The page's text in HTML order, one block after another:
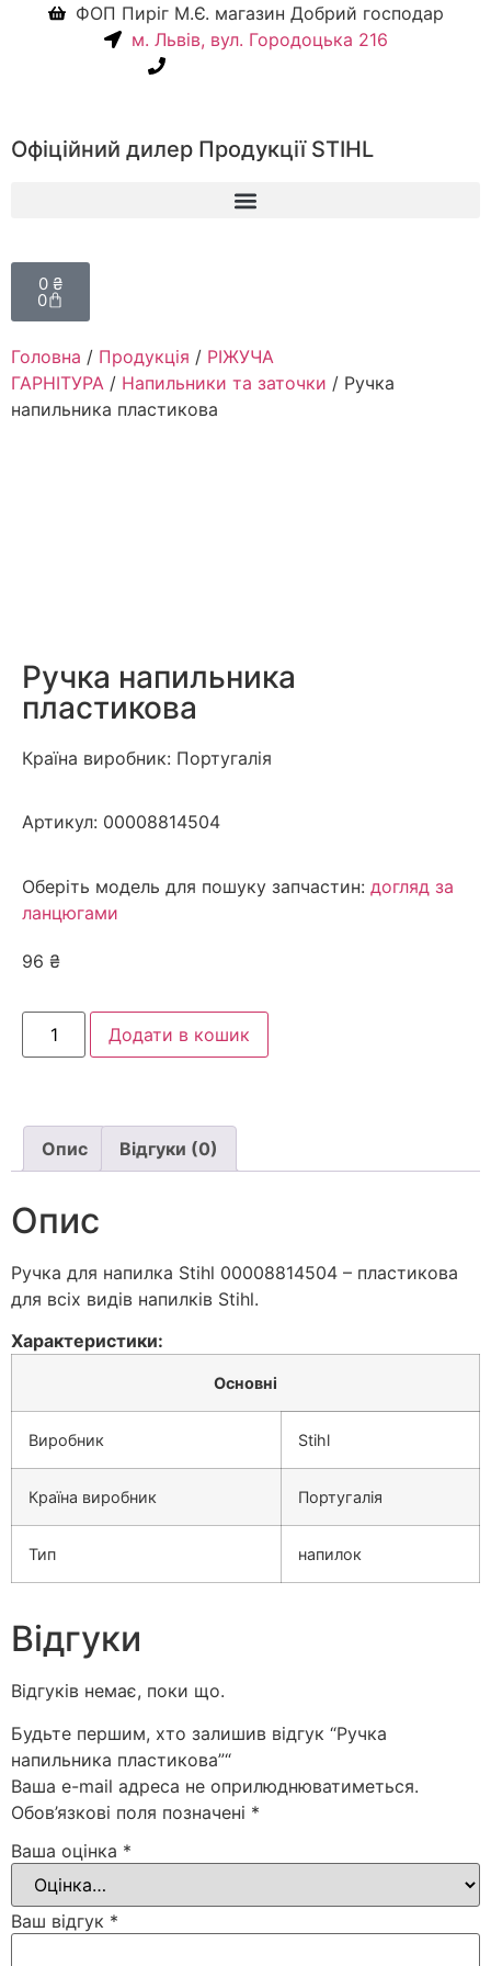
ФОП Пиріг М.Є. магазин Добрий господар
м. Львів, вул. Городоцька 216
Офіційний дилер Продукції STIHL
0 ₴
0
Головна / Продукція / РІЖУЧА
ГАРНІТУРА / Напильники та заточки / Ручка
напильника пластикова
Ручка напильника
пластикова
Країна виробник: Португалія
Артикул: 00008814504
Оберіть модель для пошуку запчастин: догляд за
ланцюгами
96 ₴
Додати в кошик
Опис Відгуки (0)
Опис
Ручка для напилка Stihl 00008814504 – пластикова
для всіх видів напилків Stihl.
Характеристики:
Основні
Виробник Stihl
Країна виробник Португалія
Тип напилок
Відгуки
Відгуків немає, поки що.
Будьте першим, хто залишив відгук “Ручка
напильника пластикова”“
Ваша e-mail адреса не оприлюднюватиметься.
Обов’язкові поля позначені *
Ваша оцінка *
Ваш відгук *